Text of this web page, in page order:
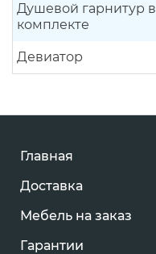
Душевой гарнитур в
комплекте
Девиатор
Главная
Доставка
Мебель на заказ
Гарантии